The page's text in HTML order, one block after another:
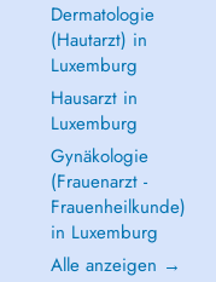
Dermatologie
(Hautarzt) in
Luxemburg
Hausarzt in
Luxemburg
Gynäkologie
(Frauenarzt -
Frauenheilkunde)
in Luxemburg
Alle anzeigen →